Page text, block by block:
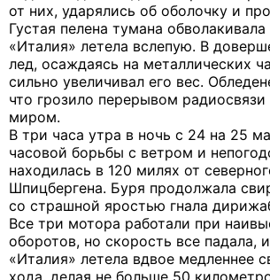
от них, ударялись об оболочку и
Густая пелена тумана
«Италия» летела вслепую. В
лед, осаждаясь на металлических
сильно увеличивал его вес.
что грозило перерывом
миром.
В три часа утра в ночь с 24 на 25
часовой борьбы с ветром и
находилась в 120 милях от
Шпицбергена. Буря продолжала
со страшной яростью гнала
Все три мотора работали при
оборотов, но скорость все падала,
«Италия» летела вдвое медленнее
хода, делая не больше 50